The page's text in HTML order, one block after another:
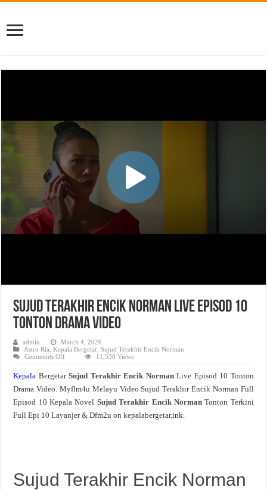
Sujud Terakhir Encik Norman Live Episod 10
Tonton Drama Video
admin
March 4, 2026
Astro Ria ,Kepala Bergetar ,Sujud Terakhir Encik Norman
Comments Offon
Encik
Live
Episod
10
Tonton
Drama
11,538 Views
Kepala BergetarSujud Terakhir Encik NormanLive Episod 10 Tonton
Drama Video. Myflm4u Melayu Video Sujud Terakhir Encik Norman Full
Episod 10 Kepala Novel Sujud Terakhir Encik NormanTonton Terkini
Full Epi 10 Layanjer & Dfm2u on kepalabergetar.ink.
Sujud Terakhir Encik Norman